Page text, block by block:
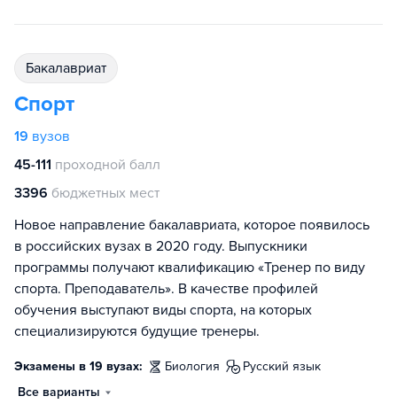
бакалавриат
Спорт
19 вузов
45-111 проходной балл
3396 бюджетных мест
Новое направление бакалавриата, которое появилось
в российских вузах в 2020 году. Выпускники
программы получают квалификацию «Тренер по виду
спорта. Преподаватель». В качестве профилей
обучения выступают виды спорта, на которых
специализируются будущие тренеры.
Экзамены в 19 вузах: биология
русский язык
Все варианты